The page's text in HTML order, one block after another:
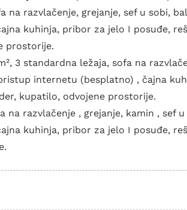
na razvlačenje, grejanje, sef u sobi,
kuhinja, pribor za jelo I posuđe,
prostorije.
3 standardna ležaja, sofa na
internetu (besplatno) , čajna
kupatilo, odvojene prostorije.
na razvlačenje , grejanje, kamin , sef u
kuhinja, pribor za jelo I posuđe,